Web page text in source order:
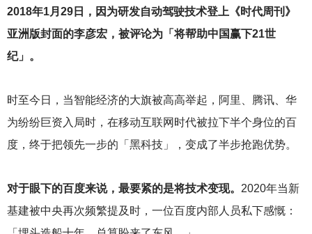
2018年1月29日，因为研发自动驾驶技术登上《时代周刊》
亚洲版封面的李彦宏，被评论为「将帮助中国赢下21世
纪」。
时至今日，当智能经济的大旗被高高举起，阿里、腾讯、华
为纷纷巨资入局时，在移动互联网时代被拉下半个身位的百
度，终于把领先一步的「黑科技」，变成了半步抢跑优势。
对于眼下的百度来说，最要紧的是将技术变现。 2020年当新
基建被中央再次频繁提及时，一位百度内部人员私下感慨：